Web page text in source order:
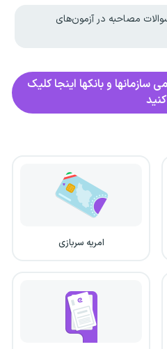
مصاحبه در آزمون‌های
و بانکها اینجا کلیک
کنید
امریه سربازی